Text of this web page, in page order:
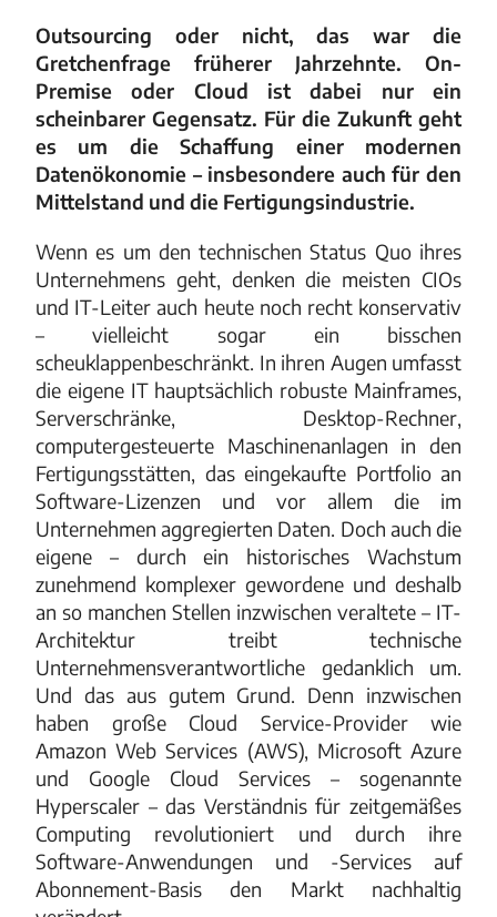
Outsourcing oder nicht, das war die
Gretchenfrage früherer Jahrzehnte. On-
Premise oder Cloud ist dabei nur ein
scheinbarer Gegensatz. Für die Zukunft geht
es um die Schaffung einer modernen
Datenökonomie – insbesondere auch für den
Mittelstand und die Fertigungsindustrie.
Wenn es um den technischen Status Quo ihres
Unternehmens geht, denken die meisten CIOs
und IT-Leiter auch heute noch recht konservativ
– vielleicht sogar ein bisschen
scheuklappenbeschränkt. In ihren Augen umfasst
die eigene IT hauptsächlich robuste Mainframes,
Serverschränke, Desktop-Rechner,
computergesteuerte Maschinenanlagen in den
Fertigungsstätten, das eingekaufte Portfolio an
Software-Lizenzen und vor allem die im
Unternehmen aggregierten Daten. Doch auch die
eigene – durch ein historisches Wachstum
zunehmend komplexer gewordene und deshalb
an so manchen Stellen inzwischen veraltete – IT-
Architektur treibt technische
Unternehmensverantwortliche gedanklich um.
Und das aus gutem Grund. Denn inzwischen
haben große Cloud Service-Provider wie
Amazon Web Services (AWS), Microsoft Azure
und Google Cloud Services – sogenannte
Hyperscaler – das Verständnis für zeitgemäßes
Computing revolutioniert und durch ihre
Software-Anwendungen und -Services auf
Abonnement-Basis den Markt nachhaltig